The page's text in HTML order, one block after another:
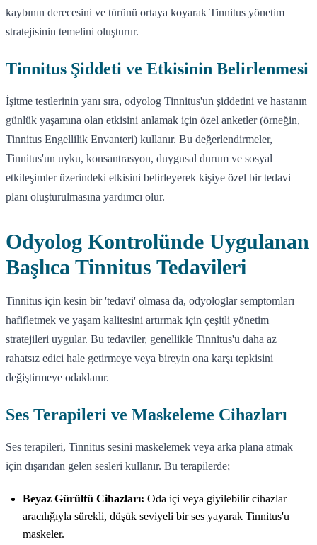
kaybının derecesini ve türünü ortaya koyarak Tinnitus yönetim
stratejisinin temelini oluşturur.
Tinnitus Şiddeti ve Etkisinin Belirlenmesi
İşitme testlerinin yanı sıra, odyolog Tinnitus'un şiddetini ve hastanın
günlük yaşamına olan etkisini anlamak için özel anketler (örneğin,
Tinnitus Engellilik Envanteri) kullanır. Bu değerlendirmeler,
Tinnitus'un uyku, konsantrasyon, duygusal durum ve sosyal
etkileşimler üzerindeki etkisini belirleyerek kişiye özel bir tedavi
planı oluşturulmasına yardımcı olur.
Odyolog Kontrolünde Uygulanan
Başlıca Tinnitus Tedavileri
Tinnitus için kesin bir 'tedavi' olmasa da, odyologlar semptomları
hafifletmek ve yaşam kalitesini artırmak için çeşitli yönetim
stratejileri uygular. Bu tedaviler, genellikle Tinnitus'u daha az
rahatsız edici hale getirmeye veya bireyin ona karşı tepkisini
değiştirmeye odaklanır.
Ses Terapileri ve Maskeleme Cihazları
Ses terapileri, Tinnitus sesini maskelemek veya arka plana atmak
için dışarıdan gelen sesleri kullanır. Bu terapilerde;
Beyaz Gürültü Cihazları: Oda içi veya giyilebilir cihazlar
aracılığıyla sürekli, düşük seviyeli bir ses yayarak Tinnitus'u
maskeler.